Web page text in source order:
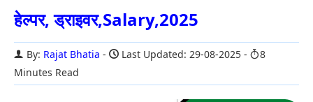
हेल्पर, ड्राइवर,Salary,2025
By: Rajat Bhatia Last Updated: 29-08-2025
8
Minutes Read